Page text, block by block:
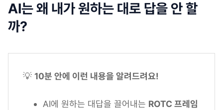
AI는 왜 내가 원하는 대로 답을 안 할
까?
💡 10분 안에 이런 내용을 알려드려요!
AI에 원하는 대답을 끌어내는 ROTC 프레임